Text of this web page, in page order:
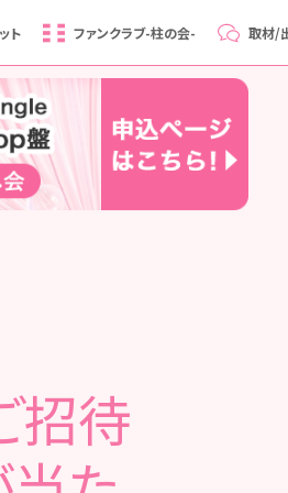
ト ファンクラブ-柱の会- 取材/
招待